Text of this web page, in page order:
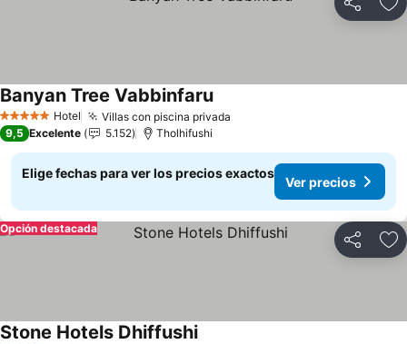
Compartir
5 Estrellas Hotel Villas con piscina privada
Banyan Tree Vabbinfaru
9,5 Excelente 5.152 Tholhifushi
Elige fechas para ver los precios exactos
Ver precios
Compartir
Opción destacada
Stone Hotels Dhiffushi